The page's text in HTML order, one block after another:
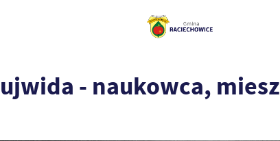
- naukowca,